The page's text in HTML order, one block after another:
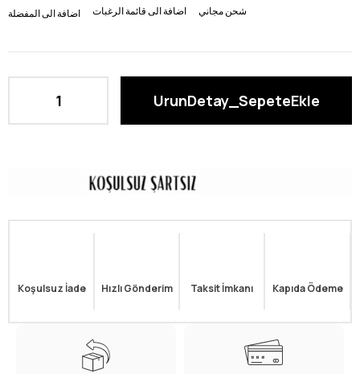
اضافة الى المفضلة اضافة الى قائمة الرغبات شحن مجاني
Koşulsuz İade Hızlı Gönderim Taksit İmkanı Kapıda Ödeme